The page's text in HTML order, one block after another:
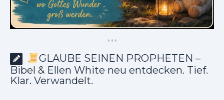
***
GLAUBE SEINEN PROPHETEN –
Bibel & Ellen White neu entdecken. Tief.
Klar. Verwandelt.